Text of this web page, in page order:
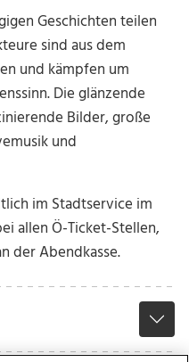
Geschichten teilen
sind aus dem
und kämpfen um
Die glänzende
Bilder, große
und
im Stadtservice im
allen Ö-Ticket-Stellen,
der Abendkasse.